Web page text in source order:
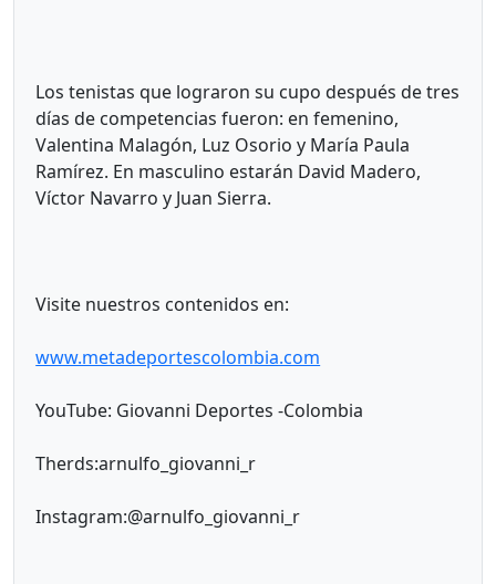
Los tenistas que lograron su cupo después de tres
días de competencias fueron: en femenino,
Valentina Malagón, Luz Osorio y María Paula
Ramírez. En masculino estarán David Madero,
Víctor Navarro y Juan Sierra.
Visite nuestros contenidos en:
www.metadeportescolombia.com
YouTube: Giovanni Deportes -Colombia
Therds:arnulfo_giovanni_r
Instagram:@arnulfo_giovanni_r